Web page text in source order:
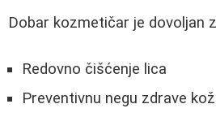
Dobar kozmetičar je dovoljan
Redovno čišćenje lica
Preventivnu negu zdrave